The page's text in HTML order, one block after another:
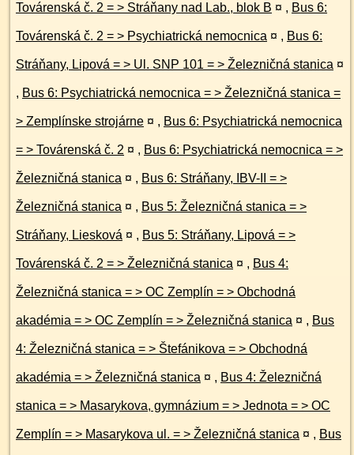
Továrenská č. 2 = > Stráňany nad Lab., blok B ¤ , Bus 6:
Továrenská č. 2 = > Psychiatrická nemocnica ¤ , Bus 6:
Stráňany, Lipová = > Ul. SNP 101 = > Železničná stanica ¤
, Bus 6: Psychiatrická nemocnica = > Železničná stanica =
> Zemplínske strojárne ¤ , Bus 6: Psychiatrická nemocnica
= > Továrenská č. 2 ¤ , Bus 6: Psychiatrická nemocnica = >
Železničná stanica ¤ , Bus 6: Stráňany, IBV-II = >
Železničná stanica ¤ , Bus 5: Železničná stanica = >
Stráňany, Liesková ¤ , Bus 5: Stráňany, Lipová = >
Továrenská č. 2 = > Železničná stanica ¤ , Bus 4:
Železničná stanica = > OC Zemplín = > Obchodná
akadémia = > OC Zemplín = > Železničná stanica ¤ , Bus
4: Železničná stanica = > Štefánikova = > Obchodná
akadémia = > Železničná stanica ¤ , Bus 4: Železničná
stanica = > Masarykova, gymnázium = > Jednota = > OC
Zemplín = > Masarykova ul. = > Železničná stanica ¤ , Bus